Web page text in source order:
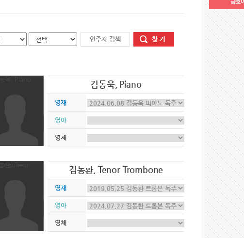
김동욱, Piano
영재
영아
영체
김동환, Tenor Trombone
영재
영아
영체